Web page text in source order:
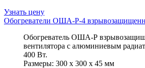
Узнать цену
Обогреватели ОША-Р-4
Обогреватель ОША-Р
вентилятора с алюминиевым
400 Вт.
Размеры: 300 х 300 х 45 мм